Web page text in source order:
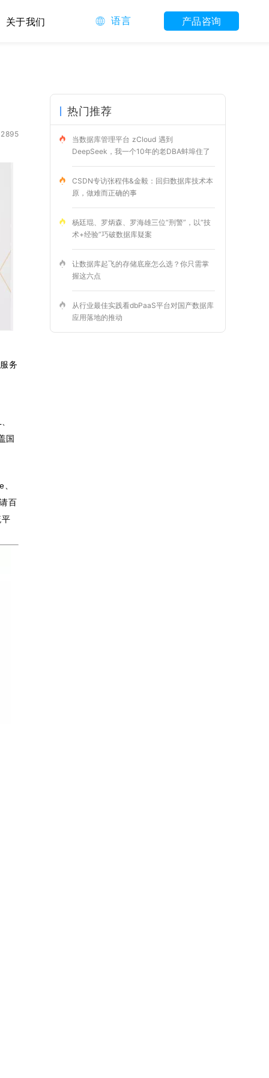
关于我们 语言 产品咨询
2895
务
国
百
热门推荐
当数据库管理平台 zCloud 遇到
DeepSeek，我一个10年的老DBA蚌埠住了
CSDN专访张程伟&金毅：回归数据库技术本
原，做难而正确的事
杨廷琨、罗炳森、罗海雄三位“刑警”，以“技
术+经验”巧破数据库疑案
让数据库起飞的存储底座怎么选？你只需掌
握这六点
从行业最佳实践看dbPaaS平台对国产数据库
应用落地的推动